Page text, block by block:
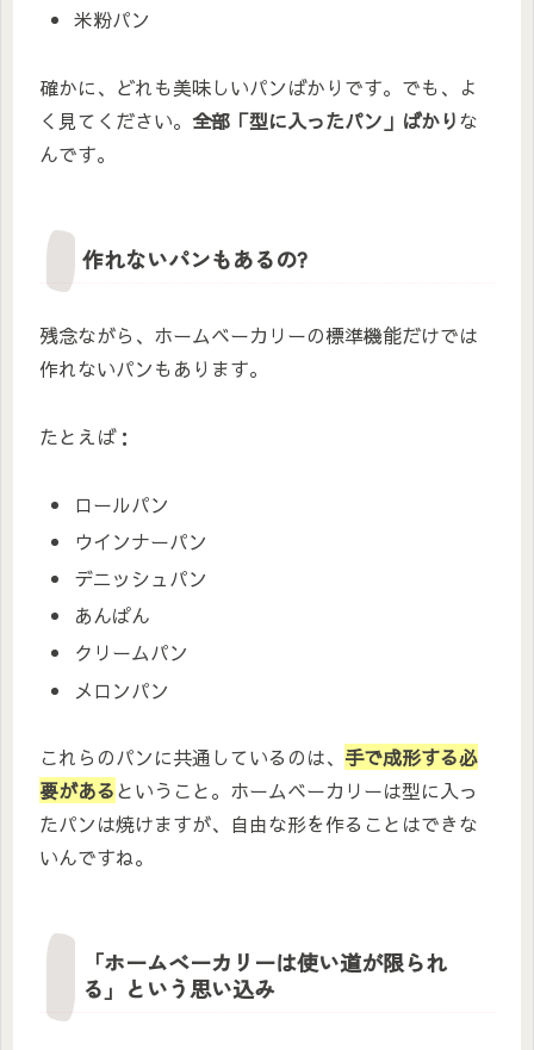
米粉パン
確かに、どれも美味しいパンばかりです。でも、よ
く見てください。 全部「型に入ったパン」ばかりな
んです。
作れないパンもあるの?
残念ながら、ホームベーカリーの標準機能だけでは
作れないパンもあります。
たとえば：
ロールパン
ウインナーパン
デニッシュパン
あんぱん
クリームパン
メロンパン
これらのパンに共通しているのは、 手で成形する必
要があるということ。ホームベーカリーは型に入っ
たパンは焼けますが、自由な形を作ることはできな
いんですね。
「ホームベーカリーは使い道が限られ
る」という思い込み